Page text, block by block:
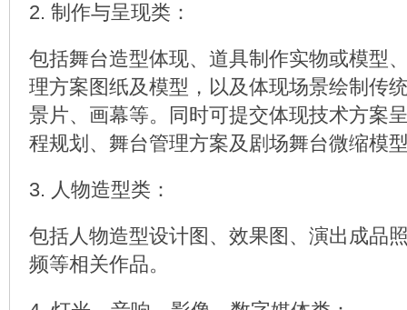
2. 制作与呈现类：
包括舞台造型体现、道具制作实物或模型
理方案图纸及模型，以及体现场景绘制传
景片、画幕等。同时可提交体现技术方案
程规划、舞台管理方案及剧场舞台微缩模
3. 人物造型类：
包括人物造型设计图、效果图、演出成品
频等相关作品。